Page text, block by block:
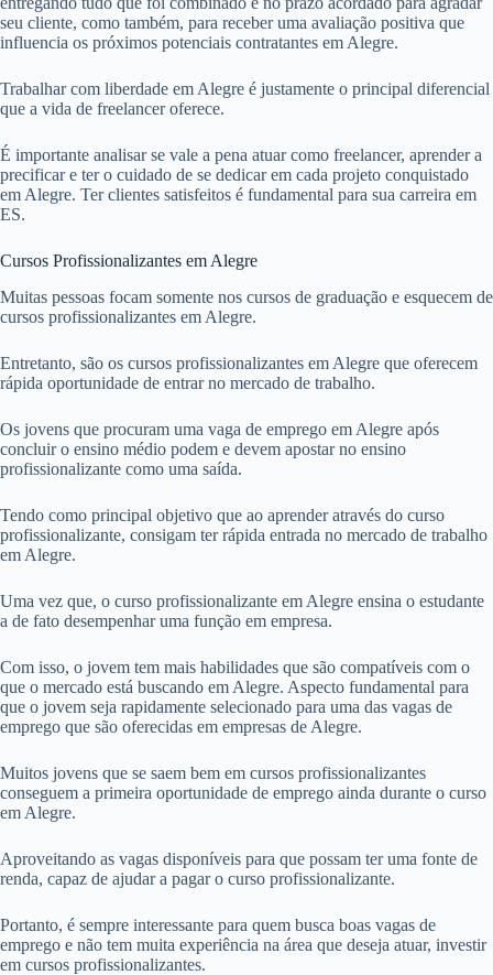
seu cliente, como também, para receber uma avaliação positiva que
influencia os próximos potenciais contratantes em Alegre.
Trabalhar com liberdade em Alegre é justamente o principal diferencial
que a vida de freelancer oferece.
É importante analisar se vale a pena atuar como freelancer, aprender a
precificar e ter o cuidado de se dedicar em cada projeto conquistado
em Alegre. Ter clientes satisfeitos é fundamental para sua carreira em
ES.
Cursos Profissionalizantes em Alegre
Muitas pessoas focam somente nos cursos de graduação e esquecem de
cursos profissionalizantes em Alegre.
Entretanto, são os cursos profissionalizantes em Alegre que oferecem
rápida oportunidade de entrar no mercado de trabalho.
Os jovens que procuram uma vaga de emprego em Alegre após
concluir o ensino médio podem e devem apostar no ensino
profissionalizante como uma saída.
Tendo como principal objetivo que ao aprender através do curso
profissionalizante, consigam ter rápida entrada no mercado de trabalho
em Alegre.
Uma vez que, o curso profissionalizante em Alegre ensina o estudante
a de fato desempenhar uma função em empresa.
Com isso, o jovem tem mais habilidades que são compatíveis com o
que o mercado está buscando em Alegre. Aspecto fundamental para
que o jovem seja rapidamente selecionado para uma das vagas de
emprego que são oferecidas em empresas de Alegre.
Muitos jovens que se saem bem em cursos profissionalizantes
conseguem a primeira oportunidade de emprego ainda durante o curso
em Alegre.
Aproveitando as vagas disponíveis para que possam ter uma fonte de
renda, capaz de ajudar a pagar o curso profissionalizante.
Portanto, é sempre interessante para quem busca boas vagas de
emprego e não tem muita experiência na área que deseja atuar, investir
em cursos profissionalizantes.